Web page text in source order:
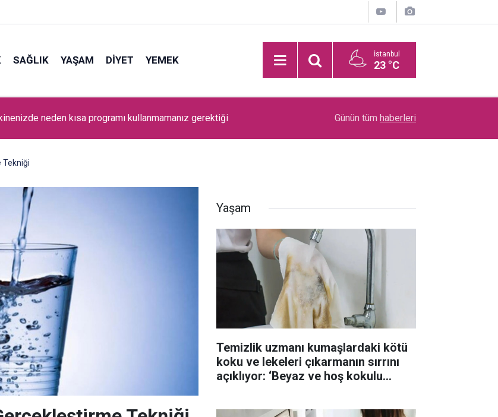
SAĞLIK YAŞAM DIYET YEMEK İstanbul
23 °C
neden kısa programı kullanmamanız gerektiği
Çelik Gibi Yapıyor
Günün tüm haberleri
Tekniği
Yaşam
Temizlik uzmanı kumaşlardaki kötü
koku ve lekeleri çıkarmanın sırrını
açıklıyor: ‘Beyaz ve hoş kokulu